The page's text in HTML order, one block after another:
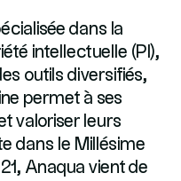
dans la
intellectuelle (PI),
outils diversifiés,
permet à ses
valoriser leurs
dans le Millésime
Anaqua vient de